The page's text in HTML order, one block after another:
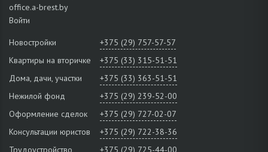
office.a-brest.by
Войти
Новостройки
+375 (29) 757-57-57
Квартиры на вторичке
+375 (33) 315-51-51
Дома, дачи, участки
+375 (33) 363-51-51
Нежилой фонд
+375 (29) 239-52-00
Оформление сделок
+375 (29) 727-02-07
Консультации юристов
+375 (29) 722-38-36
Трудоустройство
+375 (29) 725-44-00